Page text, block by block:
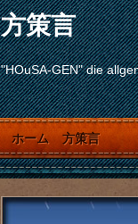
方策言
"HOuSA-GEN" die
ホーム 方策言